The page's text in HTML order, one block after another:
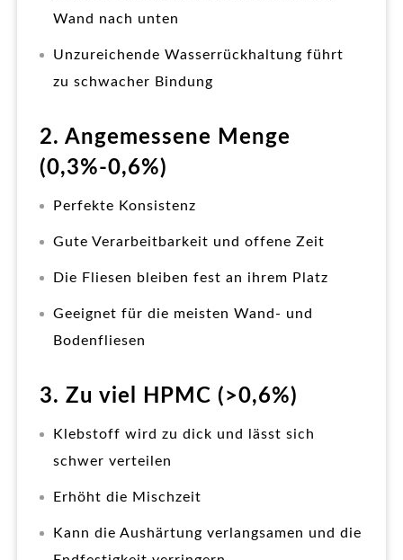
Wand nach unten
Unzureichende Wasserrückhaltung führt
zu schwacher Bindung
2. Angemessene Menge
(0,3%-0,6%)
Perfekte Konsistenz
Gute Verarbeitbarkeit und offene Zeit
Die Fliesen bleiben fest an ihrem Platz
Geeignet für die meisten Wand- und
Bodenfliesen
3. Zu viel HPMC (>0,6%)
Klebstoff wird zu dick und lässt sich
schwer verteilen
Erhöht die Mischzeit
Kann die Aushärtung verlangsamen und die